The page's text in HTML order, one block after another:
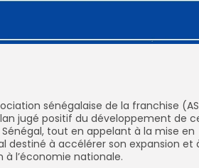
sénégalaise de la franchise
jugé positif du développement de
tout en appelant à la mise en
destiné à accélérer son expansion et
l’économie nationale.